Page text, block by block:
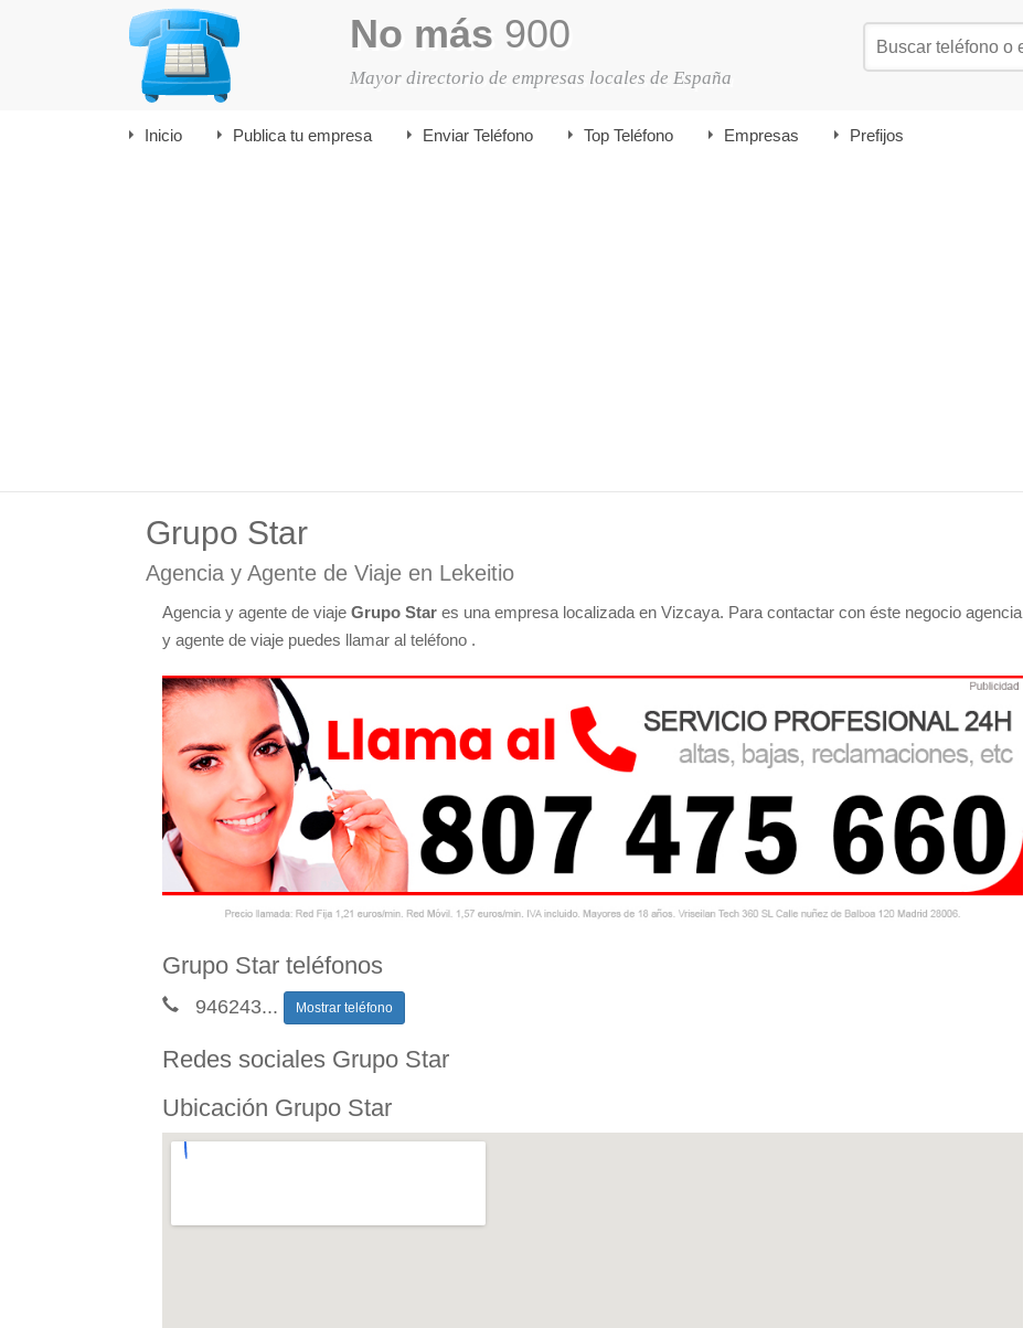
No más 900
Mayor directorio de empresas locales de España
Inicio Publica tu empresa Enviar Teléfono Top Teléfono Empresas Prefijos
Grupo Star
Agencia y Agente de Viaje en Lekeitio
Agencia y agente de viaje Grupo Star es una empresa localizada en Vizcaya. Para contactar con éste negocio agencia
y agente de viaje puedes llamar al teléfono .
Grupo Star teléfonos
946243... Mostrar teléfono
Redes sociales Grupo Star
Ubicación Grupo Star